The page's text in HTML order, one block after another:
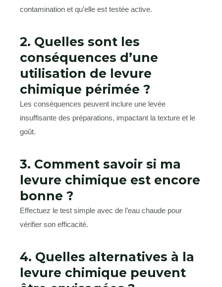
contamination et qu’elle est testée active.
2. Quelles sont les
conséquences d’une
utilisation de levure
chimique périmée ?
Les conséquences peuvent inclure une levée
insuffisante des préparations, impactant la texture et le
goût.
3. Comment savoir si ma
levure chimique est encore
bonne ?
Effectuez le test simple avec de l’eau chaude pour
vérifier son efficacité.
4. Quelles alternatives à la
levure chimique peuvent